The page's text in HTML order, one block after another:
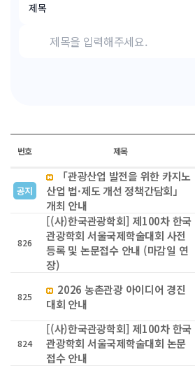
번호 제목
공지
「관광산업 발전을 위한 카지노
산업 법·제도 개선 정책간담회」
개최 안내
826
[(사)한국관광학회] 제100차 한국
관광학회 서울국제학술대회 사전
등록 및 논문접수 안내 (마감일 연
장)
825
2026 농촌관광 아이디어 경진
대회 안내
824
[(사)한국관광학회] 제100차 한국
관광학회 서울국제학술대회 논문
접수 안내